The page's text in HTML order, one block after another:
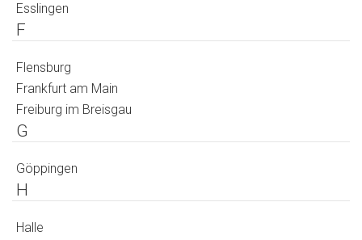
Esslingen
F
Flensburg
Frankfurt am Main
Freiburg im Breisgau
G
Göppingen
H
Halle